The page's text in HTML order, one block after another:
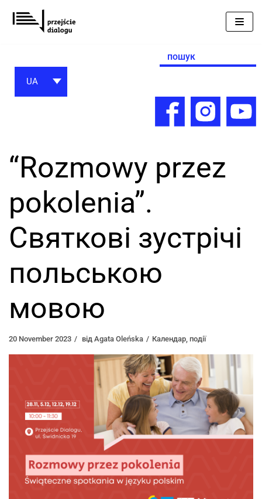
Перейти
до
Search
for:
UA
“Rozmowy przez
pokolenia”.
Святкові зустрічі
польською
мовою
20 November 2023 від Agata Oleńska Календар події